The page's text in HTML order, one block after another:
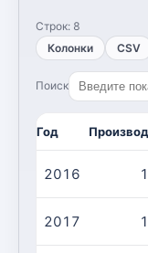
Строк: 8
Колонки
CSV
Поиск
Год
2016
2017